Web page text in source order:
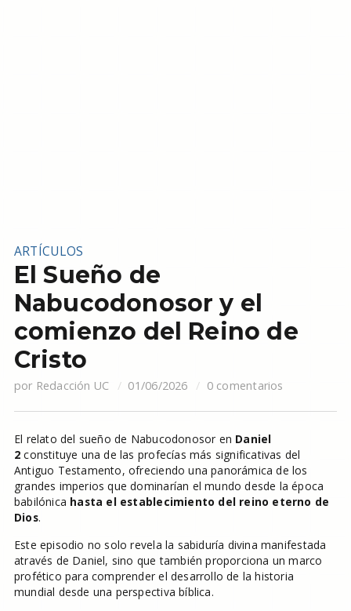
ARTÍCULOS
El Sueño de
Nabucodonosor y el
comienzo del Reino de
Cristo
por Redacción UC 01/06/2026 0 comentarios
El relato del sueño de Nabucodonosor en Daniel
2 constituye una de las profecías más significativas del
Antiguo Testamento, ofreciendo una panorámica de los
grandes imperios que dominarían el mundo desde la época
babilónica hasta el establecimiento del reino eterno de
Dios.
Este episodio no solo revela la sabiduría divina manifestada
através de Daniel, sino que también proporciona un marco
profético para comprender el desarrollo de la historia
mundial desde una perspectiva bíblica.